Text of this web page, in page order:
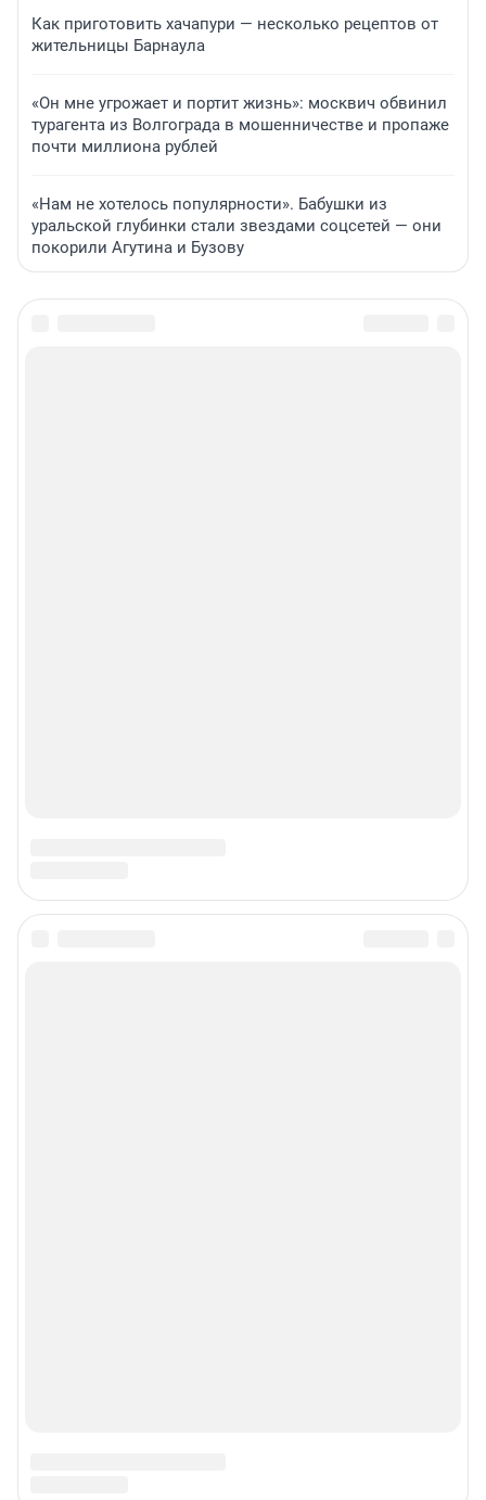
Как приготовить хачапури — несколько рецептов от
жительницы Барнаула
«Он мне угрожает и портит жизнь»: москвич обвинил
турагента из Волгограда в мошенничестве и пропаже
почти миллиона рублей
«Нам не хотелось популярности». Бабушки из
уральской глубинки стали звездами соцсетей — они
покорили Агутина и Бузову